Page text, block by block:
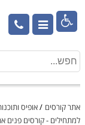

אתר קורסים /אופיס
למתחילים - קורסים פנים